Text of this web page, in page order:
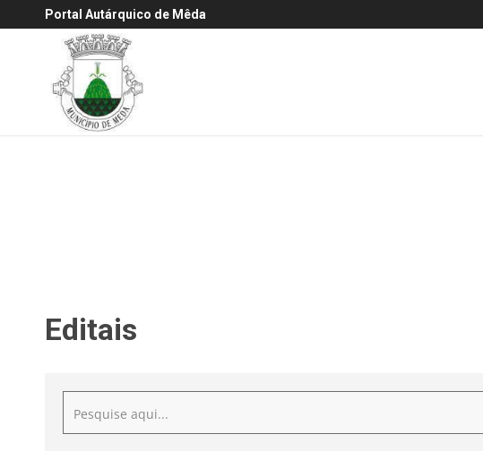
Portal Autárquico de Mêda
Editais